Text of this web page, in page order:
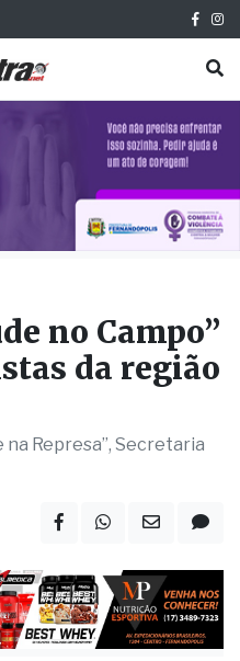
no Campo”
da região
na Represa”, Secretaria